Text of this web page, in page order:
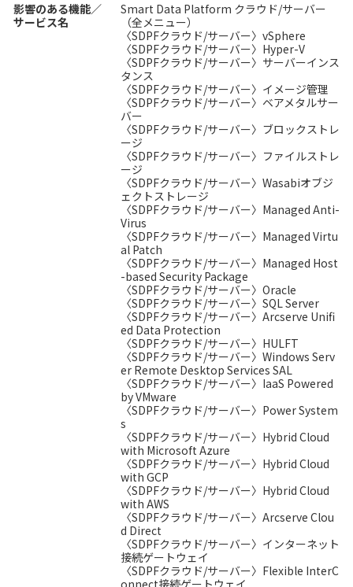
影響のある機能／
サービス名
Smart Data Platform クラウド/サーバー
（全メニュー）
〈SDPFクラウド/サーバー〉vSphere
〈SDPFクラウド/サーバー〉Hyper-V
〈SDPFクラウド/サーバー〉サーバーインス
タンス
〈SDPFクラウド/サーバー〉イメージ管理
〈SDPFクラウド/サーバー〉ベアメタルサー
バー
〈SDPFクラウド/サーバー〉ブロックストレ
ージ
〈SDPFクラウド/サーバー〉ファイルストレ
ージ
〈SDPFクラウド/サーバー〉Wasabiオブジ
ェクトストレージ
〈SDPFクラウド/サーバー〉Managed Anti-
Virus
〈SDPFクラウド/サーバー〉Managed Virtu
al Patch
〈SDPFクラウド/サーバー〉Managed Host
-based Security Package
〈SDPFクラウド/サーバー〉Oracle
〈SDPFクラウド/サーバー〉SQL Server
〈SDPFクラウド/サーバー〉Arcserve Unifi
ed Data Protection
〈SDPFクラウド/サーバー〉HULFT
〈SDPFクラウド/サーバー〉Windows Serv
er Remote Desktop Services SAL
〈SDPFクラウド/サーバー〉IaaS Powered
by VMware
〈SDPFクラウド/サーバー〉Power System
s
〈SDPFクラウド/サーバー〉Hybrid Cloud
with Microsoft Azure
〈SDPFクラウド/サーバー〉Hybrid Cloud
with GCP
〈SDPFクラウド/サーバー〉Hybrid Cloud
with AWS
〈SDPFクラウド/サーバー〉Arcserve Clou
d Direct
〈SDPFクラウド/サーバー〉インターネット
接続ゲートウェイ
〈SDPFクラウド/サーバー〉Flexible InterC
onnect接続ゲートウェイ